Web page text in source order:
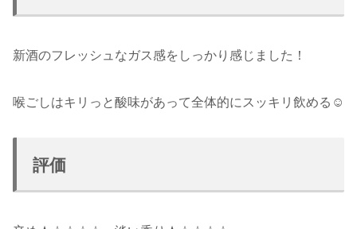
新酒のフレッシュなガス感をしっかり感じました！
喉ごしはキリっと酸味があって全体的にスッキリ飲める☺
評価